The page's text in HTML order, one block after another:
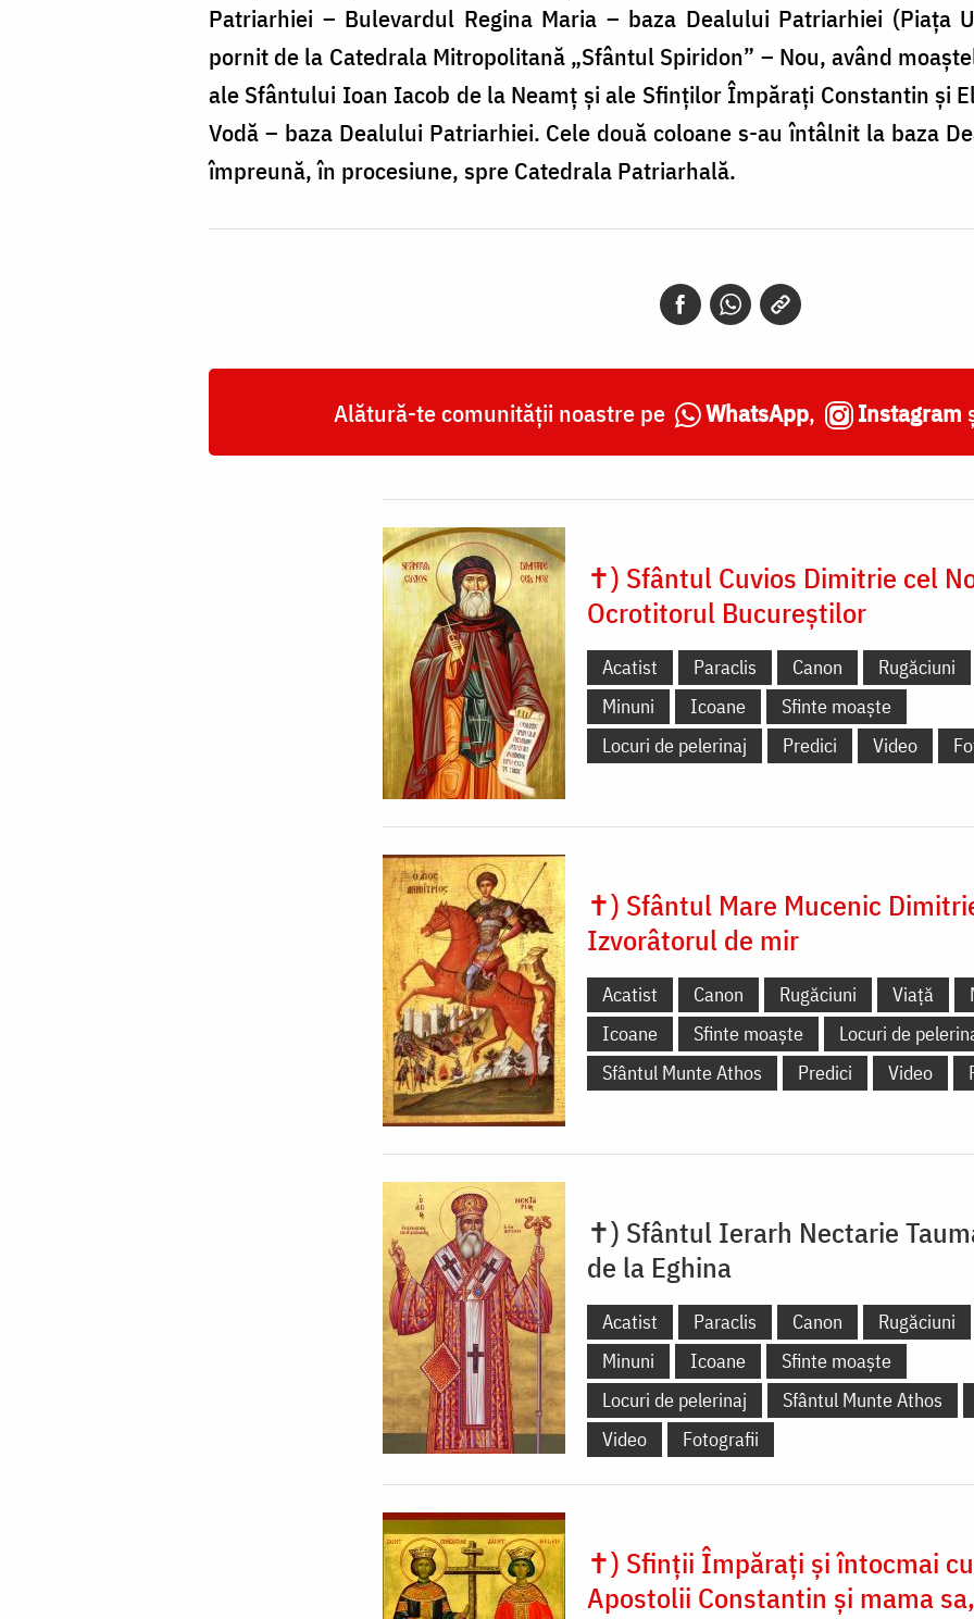
Patriarhiei – Bulevardul Regina Maria – baza Dealului Patriarhiei (Piața
pornit de la Catedrala Mitropolitană „Sfântul Spiridon” – Nou, având
ale Sfântului Ioan Iacob de la Neamț și ale Sfinților Împărați Constantin și
Vodă – baza Dealului Patriarhiei. Cele două coloane s-au întâlnit la baza
împreună, în procesiune, spre Catedrala Patriarhală.
Alătură-te comunității noastre pe WhatsApp, Instagram
✝) Sfântul Cuvios Dimitrie cel
Ocrotitorul Bucureștilor
Acatist Paraclis Canon Rugăciuni
Minuni
Icoane
Sfinte moaște
Locuri de pelerinaj
Predici Video
✝) Sfântul Mare Mucenic
Izvorâtorul de mir
Acatist Canon Rugăciuni Viață
Icoane
Sfinte moaște
Locuri de
Sfântul Munte Athos
Predici Video
✝) Sfântul Ierarh Nectarie
de la Eghina
Acatist Paraclis Canon Rugăciuni
Minuni
Icoane
Sfinte moaște
Locuri de pelerinaj
Sfântul Munte Athos
Video
Fotografii
✝) Sfinții Împărați și întocmai cu
Apostolii Constantin și mama